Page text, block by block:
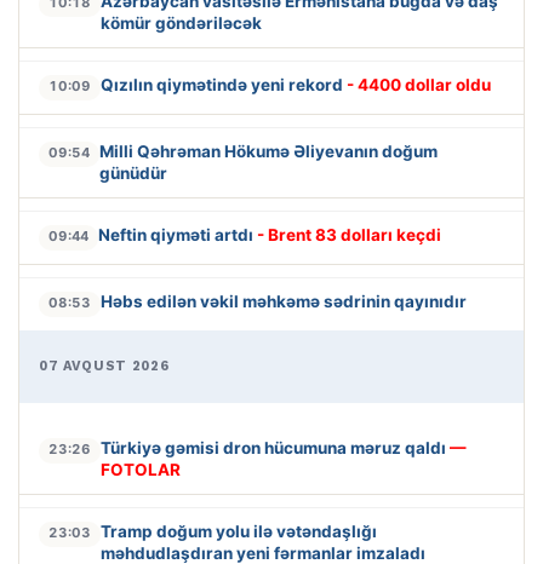
kömür göndəriləcək
10:09 Qızılın qiymətində yeni rekord - 4400 dollar oldu
09:54 Milli Qəhrəman Hökumə Əliyevanın doğum
günüdür
09:44 Neftin qiyməti artdı - Brent 83 dolları keçdi
08:53 Həbs edilən vəkil məhkəmə sədrinin qayınıdır
07 AVQUST 2026
23:26 Türkiyə gəmisi dron hücumuna məruz qaldı —
FOTOLAR
23:03
Tramp doğum yolu ilə vətəndaşlığı
məhdudlaşdıran yeni fərmanlar imzaladı